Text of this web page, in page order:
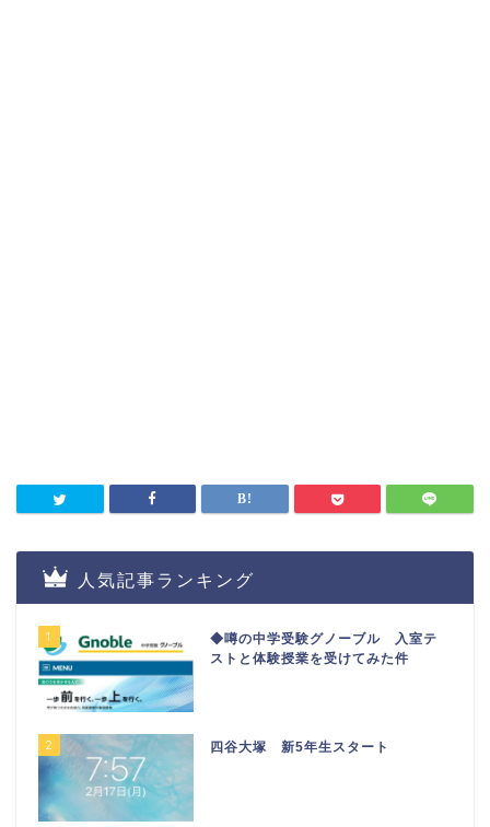
人気記事ランキング
1
◆噂の中学受験グノーブル 入室テ
ストと体験授業を受けてみた件
2 四谷大塚 新5年生スタート